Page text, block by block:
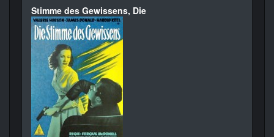
Stimme des Gewissens, Die